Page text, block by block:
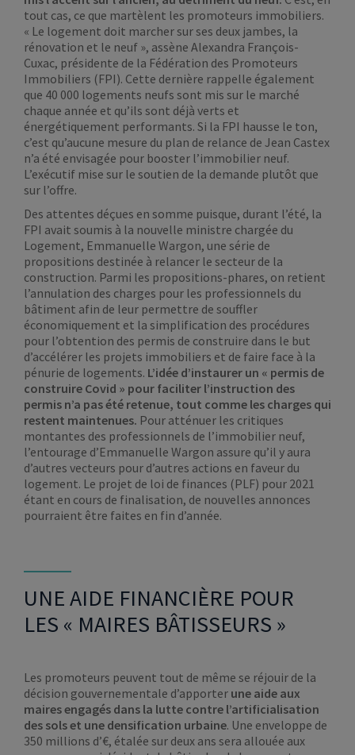
tout cas, ce que martèlent les promoteurs immobiliers.
« Le logement doit marcher sur ses deux jambes, la
rénovation et le neuf », assène Alexandra François-
Cuxac, présidente de la Fédération des Promoteurs
Immobiliers (FPI). Cette dernière rappelle également
que 40 000 logements neufs sont mis sur le marché
chaque année et qu’ils sont déjà verts et
énergétiquement performants. Si la FPI hausse le ton,
c’est qu’aucune mesure du plan de relance de Jean Castex
n’a été envisagée pour booster l’immobilier neuf.
L’exécutif mise sur le soutien de la demande plutôt que
sur l’offre.
Des attentes déçues en somme puisque, durant l’été, la
FPI avait soumis à la nouvelle ministre chargée du
Logement, Emmanuelle Wargon, une série de
propositions destinée à relancer le secteur de la
construction. Parmi les propositions-phares, on retient
l’annulation des charges pour les professionnels du
bâtiment afin de leur permettre de souffler
économiquement et la simplification des procédures
pour l’obtention des permis de construire dans le but
d’accélérer les projets immobiliers et de faire face à la
pénurie de logements. L’idée d’instaurer un « permis de
construire Covid » pour faciliter l’instruction des
permis n’a pas été retenue, tout comme les charges qui
restent maintenues. Pour atténuer les critiques
montantes des professionnels de l’immobilier neuf,
l’entourage d’Emmanuelle Wargon assure qu’il y aura
d’autres vecteurs pour d’autres actions en faveur du
logement. Le projet de loi de finances (PLF) pour 2021
étant en cours de finalisation, de nouvelles annonces
pourraient être faites en fin d’année.
UNE AIDE FINANCIÈRE POUR
LES « MAIRES BÂTISSEURS »
Les promoteurs peuvent tout de même se réjouir de la
décision gouvernementale d’apporter une aide aux
maires engagés dans la lutte contre l’artificialisation
des sols et une densification urbaine. Une enveloppe de
350 millions d’€, étalée sur deux ans sera allouée aux